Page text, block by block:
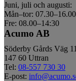
Juni, juli och augusti:
Mån–tor: 07.30–16.00
Fre: 08.00–14:30
Acumo AB
Söderby Gårds Väg
147 60 Uttran
Tel: 08-557 730 30
E-post: